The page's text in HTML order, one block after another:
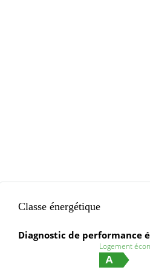
Classe énergétique
Diagnostic de performance
Logement
A